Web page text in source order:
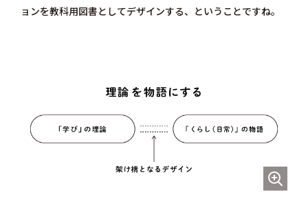
ョンを教科用図書としてデザインする、ということですね。